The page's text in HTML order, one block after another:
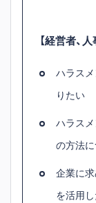
【経営者、
ハラス
りたい
ハラス
の方法
企業に
を活用